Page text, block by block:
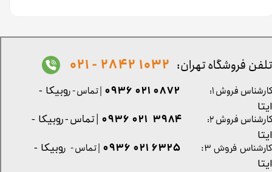
کارشناس فروش ۳: ۶۳۲۵ ۰۲۱ ۰۹۳۶ | تماس - روبیکا -
ایتا
تلفن فروشگاه تهران: 1032 2842 - 021
کارشناس فروش ۱: 0872 021 0936 | تماس - روبیکا -
ایتا
کارشناس فروش ۲:
۳۹۸۴ ۰۲۱ ۰۹۳۶ | تماس - روبیکا -
ایتا